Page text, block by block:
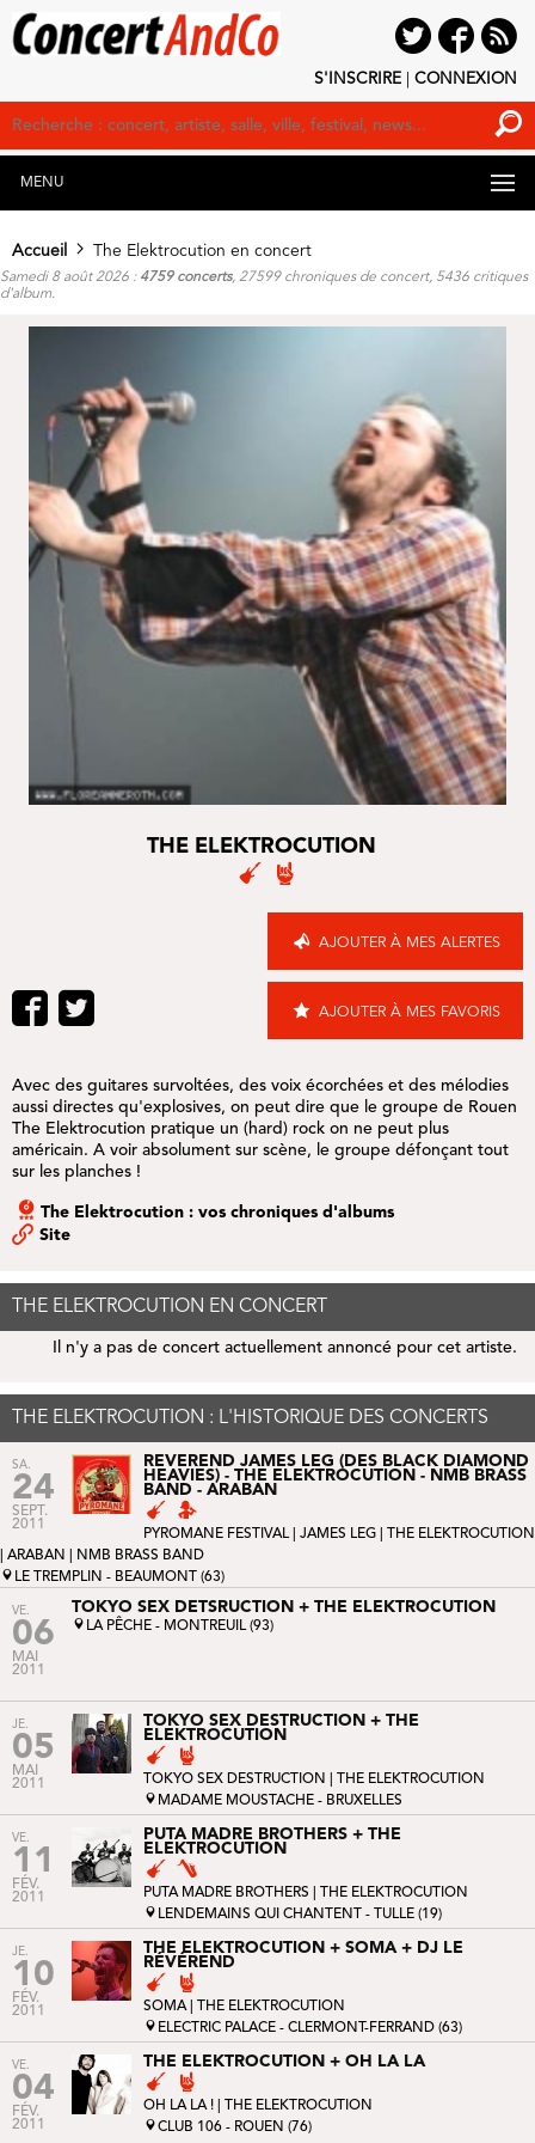
S'INSCRIRE CONNEXION
MENU
Accueil The Elektrocution en concert
Samedi 8 août 2026 : 4759 concerts, 27599 chroniques de concert, 5436 critiques
d'album.
THE ELEKTROCUTION
AJOUTER À MES ALERTES
AJOUTER À MES FAVORIS
Avec des guitares survoltées, des voix écorchées et des mélodies
aussi directes qu'explosives, on peut dire que le groupe de Rouen
The Elektrocution pratique un (hard) rock on ne peut plus
américain. A voir absolument sur scène, le groupe défonçant tout
sur les planches !
The Elektrocution : vos chroniques d'albums
Site
THE ELEKTROCUTION EN CONCERT
Il n'y a pas de concert actuellement annoncé pour cet artiste.
THE ELEKTROCUTION : L'HISTORIQUE DES CONCERTS
SA.
24
SEPT.
2011
REVEREND JAMES LEG (DES BLACK DIAMOND
HEAVIES) - THE ELEKTROCUTION - NMB BRASS
BAND - ARABAN
PYROMANE FESTIVAL JAMES LEG | THE ELEKTROCUTION
ARABAN
NMB BRASS BAND
LE TREMPLIN - BEAUMONT (63)
VE.
06
MAI
2011
TOKYO SEX DETSRUCTION + THE ELEKTROCUTION
LA PÊCHE - MONTREUIL (93)
JE.
05
MAI
2011
TOKYO SEX DESTRUCTION + THE
ELEKTROCUTION
TOKYO SEX DESTRUCTION
| THE ELEKTROCUTION
MADAME MOUSTACHE - BRUXELLES
VE.
11
FÉV.
2011
PUTA MADRE BROTHERS + THE
ELEKTROCUTION
PUTA MADRE BROTHERS | THE ELEKTROCUTION
LENDEMAINS QUI CHANTENT - TULLE (19)
JE.
10
FÉV.
2011
THE ELEKTROCUTION + SOMA + DJ LE
RÉVÉREND
SOMA| THE ELEKTROCUTION
ELECTRIC PALACE - CLERMONT-FERRAND (63)
VE.
04
FÉV.
2011
THE ELEKTROCUTION + OH LA LA
OH LA LA ! | THE ELEKTROCUTION
CLUB 106 - ROUEN (76)